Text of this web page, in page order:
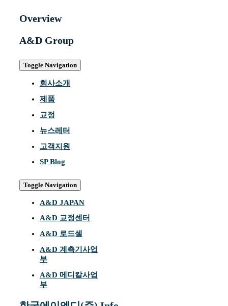
Overview
A&D Group
Toggle Navigation
회사소개
제품
교정
뉴스레터
고객지원
SP Blog
Toggle Navigation
A&D JAPAN
A&D 교정센터
A&D 로드셀
A&D 계측기사업
부
A&D 메디칼사업
부